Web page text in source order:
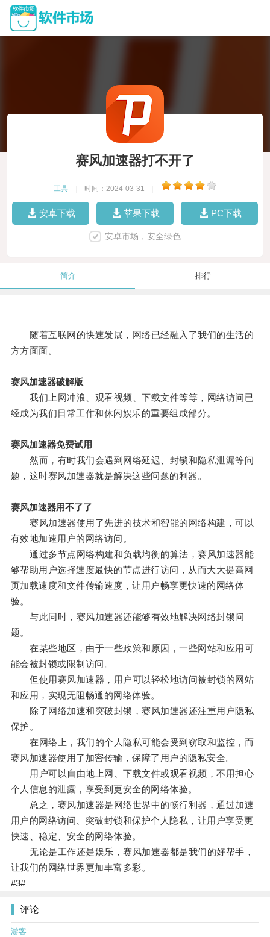
赛风加速器打不开了
工具 时间：2024-03-31
安卓下载 苹果下载 PC下载
安卓市场，安全绿色
简介 排行
随着互联网的快速发展，网络已经融入了我们的生活的
方方面面。
赛风加速器破解版
我们上网冲浪、观看视频、下载文件等等，网络访问已
经成为我们日常工作和休闲娱乐的重要组成部分。
赛风加速器免费试用
然而，有时我们会遇到网络延迟、封锁和隐私泄漏等问
题，这时赛风加速器就是解决这些问题的利器。
赛风加速器用不了了
赛风加速器使用了先进的技术和智能的网络构建，可以
有效地加速用户的网络访问。
通过多节点网络构建和负载均衡的算法，赛风加速器能
够帮助用户选择速度最快的节点进行访问，从而大大提高网
页加载速度和文件传输速度，让用户畅享更快速的网络体
验。
与此同时，赛风加速器还能够有效地解决网络封锁问
题。
在某些地区，由于一些政策和原因，一些网站和应用可
能会被封锁或限制访问。
但使用赛风加速器，用户可以轻松地访问被封锁的网站
和应用，实现无阻畅通的网络体验。
除了网络加速和突破封锁，赛风加速器还注重用户隐私
保护。
在网络上，我们的个人隐私可能会受到窃取和监控，而
赛风加速器使用了加密传输，保障了用户的隐私安全。
用户可以自由地上网、下载文件或观看视频，不用担心
个人信息的泄露，享受到更安全的网络体验。
总之，赛风加速器是网络世界中的畅行利器，通过加速
用户的网络访问、突破封锁和保护个人隐私，让用户享受更
快速、稳定、安全的网络体验。
无论是工作还是娱乐，赛风加速器都是我们的好帮手，
让我们的网络世界更加丰富多彩。
#3#
评论
游客